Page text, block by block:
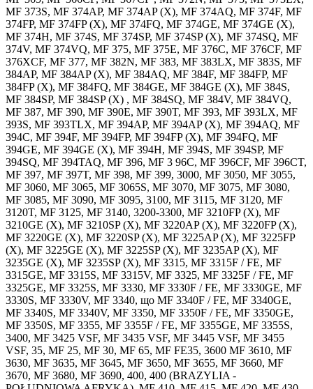
MF 373S, MF 374AP, MF 374AP (X), MF 374AQ, MF 374F, MF
374FP, MF 374FP (X), MF 374FQ, MF 374GE, MF 374GE (X),
MF 374H, MF 374S, MF 374SP, MF 374SP (X), MF 374SQ, MF
374V, MF 374VQ, MF 375, MF 375E, MF 376C, MF 376CF, MF
376XCF, MF 377, MF 382N, MF 383, MF 383LX, MF 383S, MF
384AP, MF 384AP (X), MF 384AQ, MF 384F, MF 384FP, MF
384FP (X), MF 384FQ, MF 384GE, MF 384GE (X), MF 384S,
MF 384SP, MF 384SP (X) , MF 384SQ, MF 384V, MF 384VQ,
MF 387, MF 390, MF 390E, MF 390T, MF 393, MF 393LX, MF
393S, MF 393TLX, MF 394AP, MF 394AP (X), MF 394AQ, MF
394C, MF 394F, MF 394FP, MF 394FP (X), MF 394FQ, MF
394GE, MF 394GE (X), MF 394H, MF 394S, MF 394SP, MF
394SQ, MF 394TAQ, MF 396, MF 3 96C, MF 396CF, MF 396CT,
MF 397, MF 397T, MF 398, MF 399, 3000, MF 3050, MF 3055,
MF 3060, MF 3065, MF 3065S, MF 3070, MF 3075, MF 3080,
MF 3085, MF 3090, MF 3095, 3100, MF 3115, MF 3120, MF
3120T, MF 3125, MF 3140, 3200-3300, MF 3210FP (X), MF
3210GE (X), MF 3210SP (X), MF 3220AP (X), MF 3220FP (X),
MF 3220GE (X), MF 3220SP (X), MF 3225AP (X), MF 3225FP
(X), MF 3225GE (X), MF 3225SP (X), MF 3235AP (X), MF
3235GE (X), MF 3235SP (X), MF 3315, MF 3315F / FE, MF
3315GE, MF 3315S, MF 3315V, MF 3325, MF 3325F / FE, MF
3325GE, MF 3325S, MF 3330, MF 3330F / FE, MF 3330GE, MF
3330S, MF 3330V, MF 3340, що MF 3340F / FE, MF 3340GE,
MF 3340S, MF 3340V, MF 3350, MF 3350F / FE, MF 3350GE,
MF 3350S, MF 3355, MF 3355F / FE, MF 3355GE, MF 3355S,
3400, MF 3425 VSF, MF 3435 VSF, MF 3445 VSF, MF 3455
VSF, 35, MF 25, MF 30, MF 65, MF FE35, 3600 MF 3610, MF
3630, MF 3635, MF 3645, MF 3650, MF 3655, MF 3660, MF
3670, MF 3680, MF 3690, 400, 400 (BRAZYLIA -